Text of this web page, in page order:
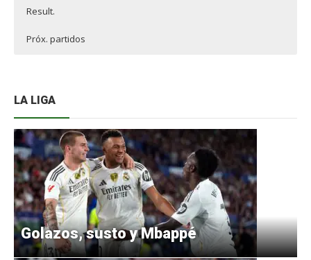
Result.
Próx. partidos
LA LIGA
Golazos, susto y Mbappé